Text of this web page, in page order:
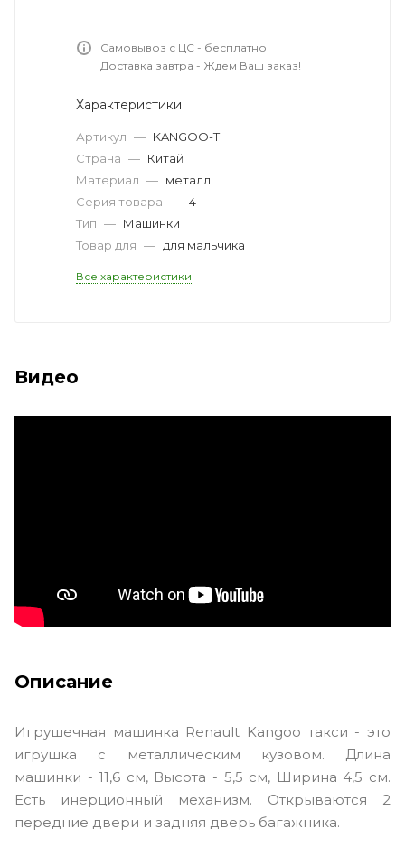
Самовывоз с ЦС - бесплатно
Доставка завтра - Ждем Ваш заказ!
Характеристики
Артикул — KANGOO-T
Страна — Китай
Материал — металл
Серия товара — 4
Тип — Машинки
Товар для — для мальчика
Все характеристики
Видео
Описание
Игрушечная машинка Renault Kangoo такси - это
игрушка с металлическим кузовом. Длина
машинки - 11,6 см, Высота - 5,5 см, Ширина 4,5 см.
Есть инерционный механизм. Открываются 2
передние двери и задняя дверь багажника.